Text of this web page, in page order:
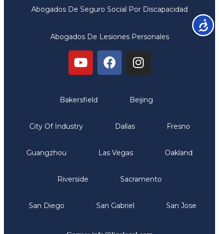
Abogados De Seguro Social Por Discapacidad
Abogados De Lesiones Personales
Bakersfield Beijing
City Of Industry Dallas Fresno
Guangzhou Las Vegas Oakland
Riverside Sacramento
San Diego San Gabriel San Jose